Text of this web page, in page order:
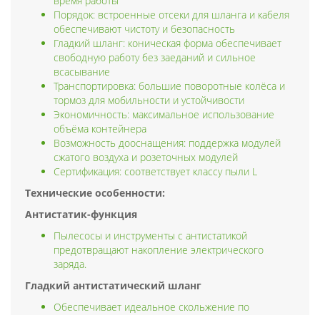
Порядок: встроенные отсеки для шланга и кабеля
обеспечивают чистоту и безопасность
Гладкий шланг: коническая форма обеспечивает
свободную работу без заеданий и сильное
всасывание
Транспортировка: большие поворотные колёса и
тормоз для мобильности и устойчивости
Экономичность: максимальное использование
объёма контейнера
Возможность дооснащения: поддержка модулей
сжатого воздуха и розеточных модулей
Сертификация: соответствует классу пыли L
Технические особенности:
Антистатик-функция
Пылесосы и инструменты с антистатикой
предотвращают накопление электрического
заряда.
Гладкий антистатический шланг
Обеспечивает идеальное скольжение по